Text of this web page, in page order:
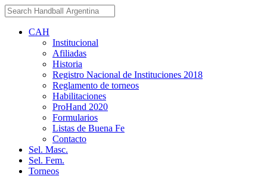
CAH
Institucional
Afiliadas
Historia
Registro Nacional de Instituciones 2018
Reglamento de torneos
Habilitaciones
ProHand 2020
Formularios
Listas de Buena Fe
Contacto
Sel. Masc.
Sel. Fem.
Torneos